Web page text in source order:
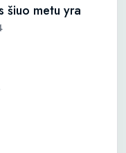
šiuo metu yra